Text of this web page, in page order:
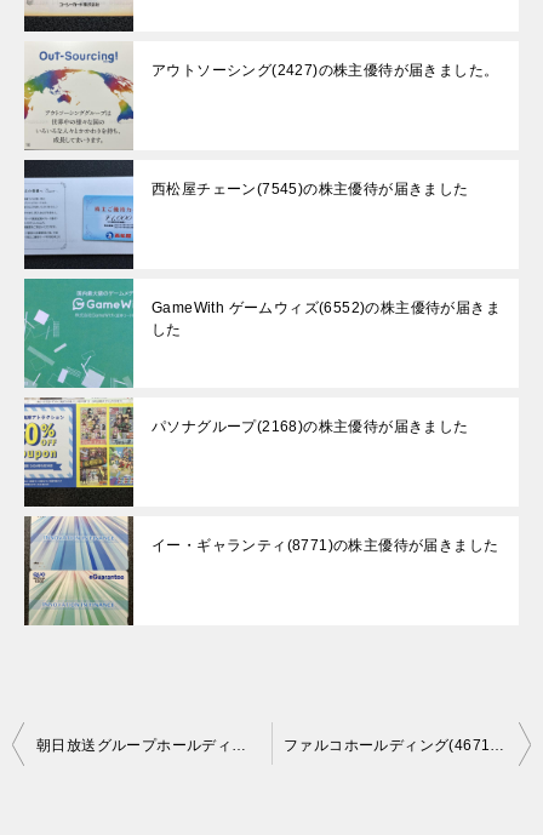
アウトソーシング(2427)の株主優待が届きました。
西松屋チェーン(7545)の株主優待が届きました
GameWith ゲームウィズ(6552)の株主優待が届きま
した
パソナグループ(2168)の株主優待が届きました
イー・ギャランティ(8771)の株主優待が届きました
投
朝日放送グループホールディングス(9405)の株主優待が届きました ファルコホールディング(4671)の株主優待が届きました